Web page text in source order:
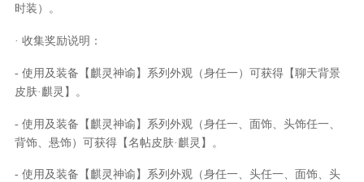
时装）。
· 收集奖励说明：
- 使用及装备【麒灵神谕】系列外观（身任一）可获得【聊天背景
皮肤·麒灵】。
- 使用及装备【麒灵神谕】系列外观（身任一、面饰、头饰任一、
背饰、悬饰）可获得【名帖皮肤·麒灵】。
- 使用及装备【麒灵神谕】系列外观（身任一、头任一、面饰、头